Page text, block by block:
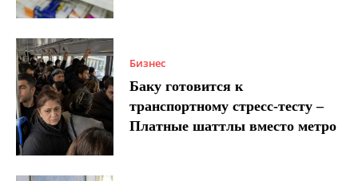
Бизнес
Баку готовится к
транспортному стресс-тесту –
Платные шаттлы вместо метро